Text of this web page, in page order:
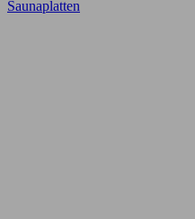
Saunaplatten